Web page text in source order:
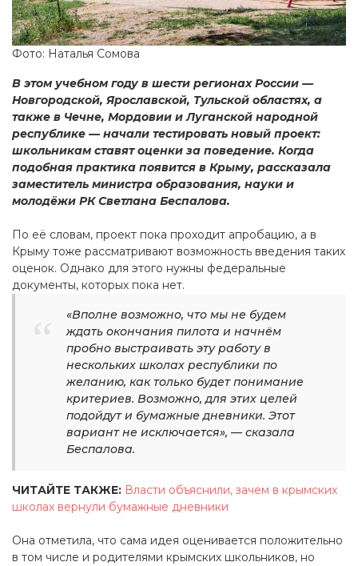
Фото: Наталья Сомова
В этом учебном году в шести регионах России —
Новгородской, Ярославской, Тульской областях, а
также в Чечне, Мордовии и Луганской народной
республике — начали тестировать новый проект:
школьникам ставят оценки за поведение. Когда
подобная практика появится в Крыму, рассказала
заместитель министра образования, науки и
молодёжи РК Светлана Беспалова.
По её словам, проект пока проходит апробацию, а в
Крыму тоже рассматривают возможность введения таких
оценок. Однако для этого нужны федеральные
документы, которых пока нет.
«Вполне возможно, что мы не будем
ждать окончания пилота и начнём
пробно выстраивать эту работу в
нескольких школах республики по
желанию, как только будет понимание
критериев. Возможно, для этих целей
подойдут и бумажные дневники. Этот
вариант не исключается», — сказала
Беспалова.
ЧИТАЙТЕ ТАКЖЕ: Власти объяснили, зачем в крымских
школах вернули бумажные дневники
Она отметила, что сама идея оценивается положительно
в том числе и родителями крымских школьников, но